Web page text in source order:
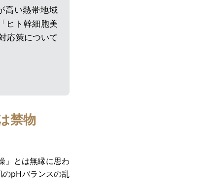
高い熱帯地域
ヒト幹細胞美
応策について
禁物
」とは無縁に思わ
のpHバランスの乱